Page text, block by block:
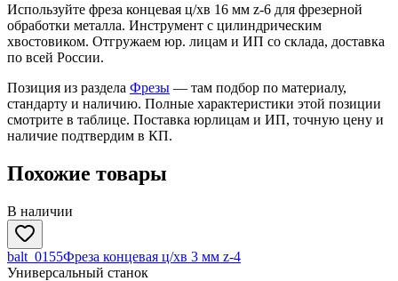
Используйте фреза концевая ц/хв 16 мм z-6 для фрезерной
обработки металла. Инструмент с цилиндрическим
хвостовиком. Отгружаем юр. лицам и ИП со склада, доставка
по всей России.
Позиция из раздела Фрезы — там подбор по материалу,
стандарту и наличию. Полные характеристики этой позиции
смотрите в таблице. Поставка юрлицам и ИП, точную цену и
наличие подтвердим в КП.
Похожие товары
В наличии
balt_0155Фреза концевая ц/хв 3 мм z-4
Универсальный станок